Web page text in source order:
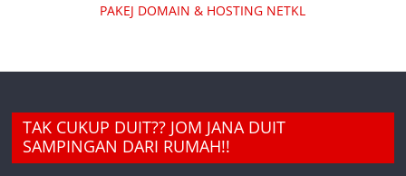
PAKEJ DOMAIN & HOSTING NETKL
TAK CUKUP DUIT?? JOM JANA DUIT
SAMPINGAN DARI RUMAH!!